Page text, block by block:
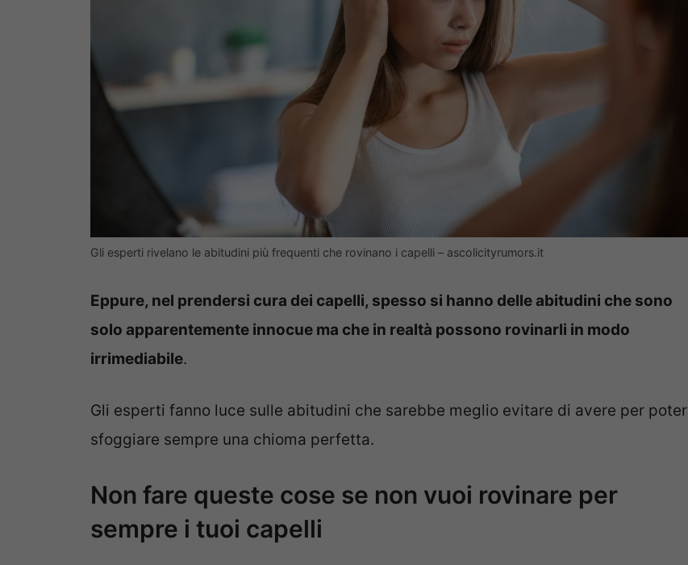
Gli esperti rivelano le abitudini più frequenti che rovinano i capelli – ascolicityrumors.it
Eppure, nel prendersi cura dei capelli, spesso si hanno delle abitudini che sono
solo apparentemente innocue ma che in realtà possono rovinarli in modo
irrimediabile.
Gli esperti fanno luce sulle abitudini che sarebbe meglio evitare di avere per poter
sfoggiare sempre una chioma perfetta.
Non fare queste cose se non vuoi rovinare per
sempre i tuoi capelli